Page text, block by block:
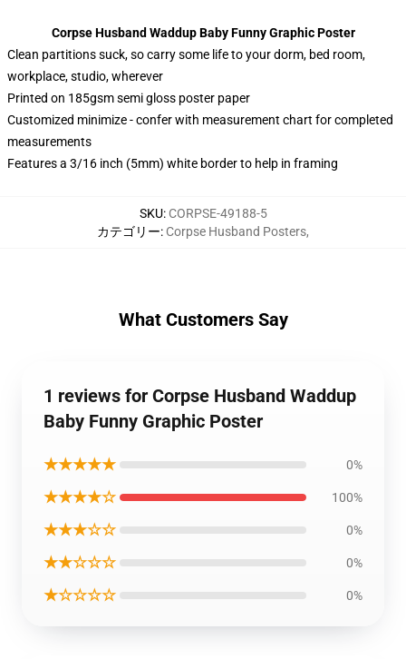
Corpse Husband Waddup Baby Funny Graphic Poster
Clean partitions suck, so carry some life to your dorm, bed room,
workplace, studio, wherever
Printed on 185gsm semi gloss poster paper
Customized minimize - confer with measurement chart for completed
measurements
Features a 3/16 inch (5mm) white border to help in framing
SKU: CORPSE-49188-5
カテゴリー: Corpse Husband Posters,
What Customers Say
1 reviews for Corpse Husband Waddup
Baby Funny Graphic Poster
★★★★★ 0%
★★★★☆ 100%
★★★☆☆ 0%
★★☆☆☆ 0%
★☆☆☆☆ 0%